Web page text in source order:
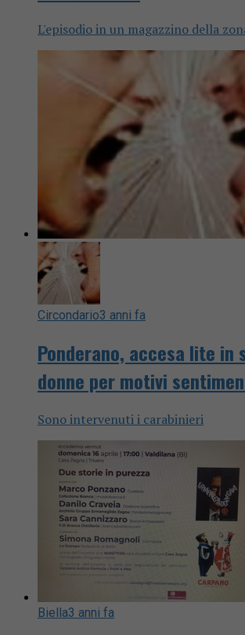
L'episodio in un magazzino della
Circondario3 anni fa
Ponderano, accesa lite in
donne per motivi
Sono intervenuti i carabinieri
Biella3 anni fa